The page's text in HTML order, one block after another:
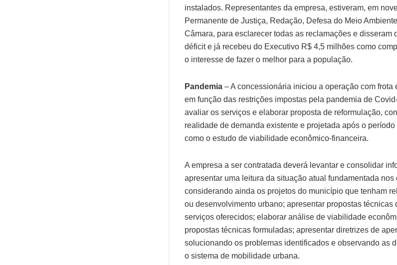
instalados. Representantes da empresa, estiveram, em
Permanente de Justiça, Redação, Defesa do Meio
Câmara, para esclarecer todas as reclamações e disseram
déficit e já recebeu do Executivo R$ 4,5 milhões como
o interesse de fazer o melhor para a população.
Pandemia – A concessionária iniciou a operação com frota
em função das restrições impostas pela pandemia de
avaliar os serviços e elaborar proposta de reformulação,
realidade de demanda existente e projetada após o
como o estudo de viabilidade econômico-financeira.
A empresa a ser contratada deverá levantar e consolidar
apresentar uma leitura da situação atual fundamentada nos
considerando ainda os projetos do município que tenham
ou desenvolvimento urbano; apresentar propostas técnicas
serviços oferecidos; elaborar análise de viabilidade
propostas técnicas formuladas; apresentar diretrizes de
solucionando os problemas identificados e observando as
o sistema de mobilidade urbana.